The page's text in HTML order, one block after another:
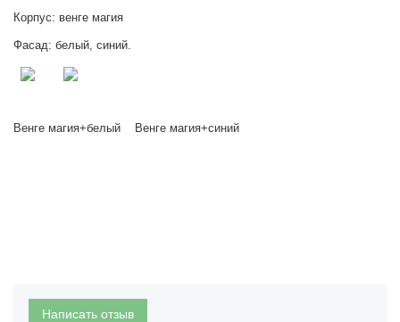
Корпус: венге магия
Фасад: белый, синий.
Венге магия+белый Венге магия+синий
Написать отзыв